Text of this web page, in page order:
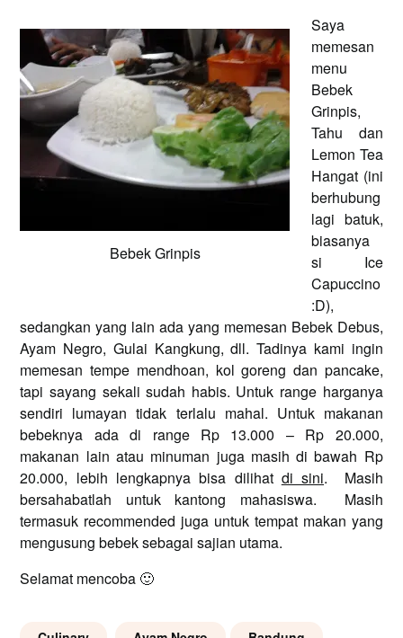
Bebek Grinpis
Saya
memesan
menu
Bebek
Grinpis,
Tahu dan
Lemon Tea
Hangat (ini
berhubung
lagi batuk,
biasanya
si Ice
Capuccino
:D),
sedangkan yang lain ada yang memesan Bebek Debus,
Ayam Negro, Gulai Kangkung, dll. Tadinya kami ingin
memesan tempe mendhoan, kol goreng dan pancake,
tapi sayang sekali sudah habis. Untuk range harganya
sendiri lumayan tidak terlalu mahal. Untuk makanan
bebeknya ada di range Rp 13.000 – Rp 20.000,
makanan lain atau minuman juga masih di bawah Rp
20.000, lebih lengkapnya bisa dilihat di sini. Masih
bersahabatlah untuk kantong mahasiswa. Masih
termasuk recommended juga untuk tempat makan yang
mengusung bebek sebagai sajian utama.
Selamat mencoba 🙂